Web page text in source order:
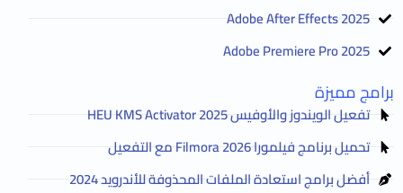
Adobe After Effects 2025
Adobe Premiere Pro 2025
برامج مميزة
تفعيل الويندوز والأوفيس HEU KMS Activator 2025
تحميل برنامج فيلمورا Filmora 2026 مع التفعيل
أفضل برامج استعادة الملفات المحذوفة للأندرويد 2024